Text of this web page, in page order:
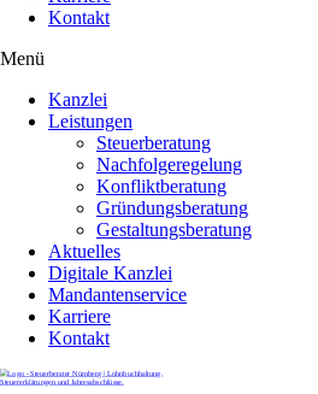
Kontakt
Menü
Kanzlei
Leistungen
Steuerberatung
Nachfolgeregelung
Konfliktberatung
Gründungsberatung
Gestaltungsberatung
Aktuelles
Digitale Kanzlei
Mandantenservice
Karriere
Kontakt